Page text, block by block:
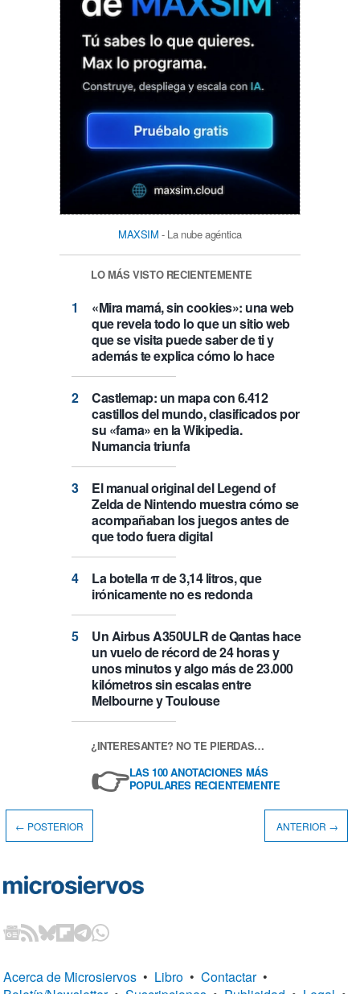
MAXSIM - La nube agéntica
LO MÁS VISTO RECIENTEMENTE
«Mira mamá, sin cookies»: una web
que revela todo lo que un sitio web
que se visita puede saber de ti y
además te explica cómo lo hace
Castlemap: un mapa con 6.412
castillos del mundo, clasificados por
su «fama» en la Wikipedia.
Numancia triunfa
El manual original del Legend of
Zelda de Nintendo muestra cómo se
acompañaban los juegos antes de
que todo fuera digital
La botella π de 3,14 litros, que
irónicamente no es redonda
Un Airbus A350ULR de Qantas hace
un vuelo de récord de 24 horas y
unos minutos y algo más de 23.000
kilómetros sin escalas entre
Melbourne y Toulouse
¿INTERESANTE? NO TE PIERDAS…
👉LAS 100 ANOTACIONES MÁS
POPULARES RECIENTEMENTE
← POSTERIOR ANTERIOR →
Acerca de Microsiervos • Libro • Contactar •